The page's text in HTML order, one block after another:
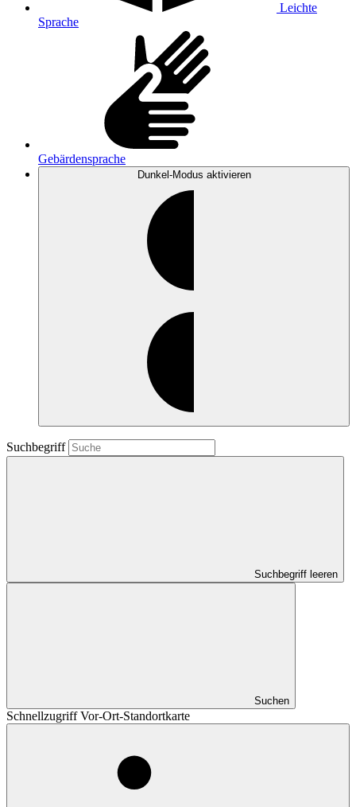
Leichte
Sprache
Gebärdensprache
Dunkel-Modus aktivieren
Suchbegriff
Suchbegriff leeren
Suchen
Schnellzugriff Vor-Ort-Standortkarte